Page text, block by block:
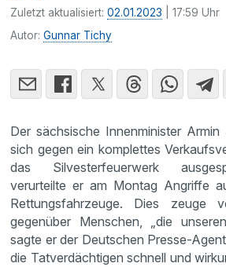
Zuletzt aktualisiert:02.01.2023 | 17:59 Uhr
Autor:Gunnar Tichy
Der sächsische Innenminister
sich gegen ein komplettes
das Silvesterfeuerwerk
verurteilte er am Montag Angriffe
Rettungsfahrzeuge. Dies zeuge
gegenüber Menschen, „die
sagte er der Deutschen Presse-
die Tatverdächtigen schnell und